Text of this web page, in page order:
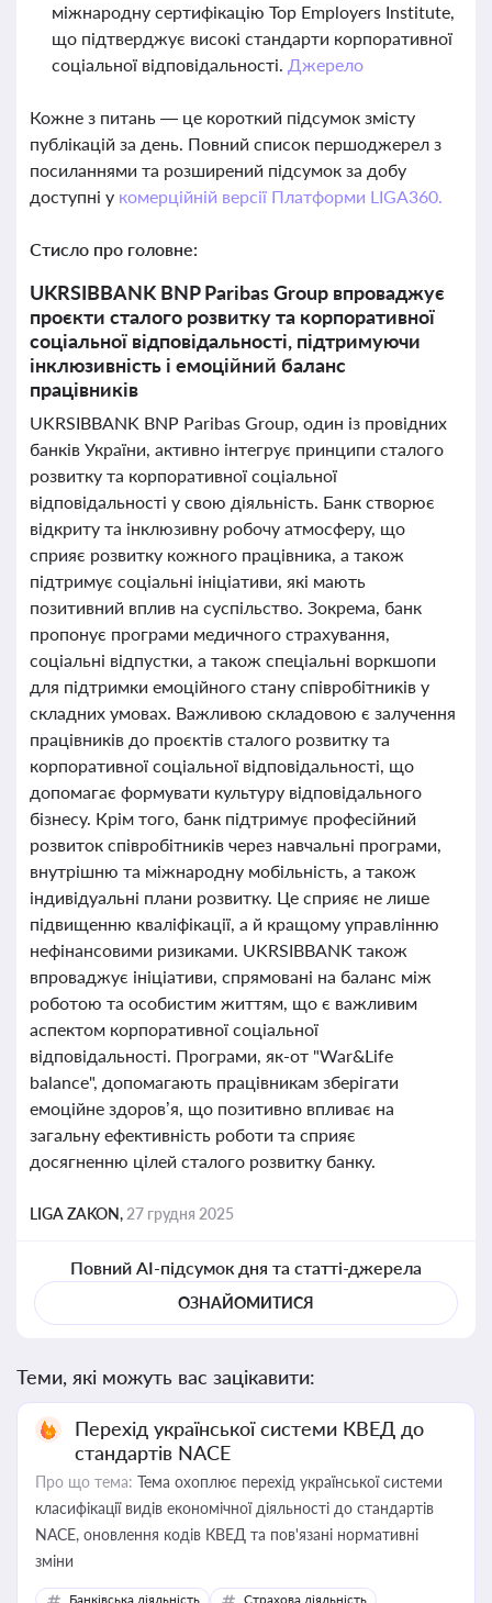
міжнародну сертифікацію Top Employers Institute,
що підтверджує високі стандарти корпоративної
соціальної відповідальності. Джерело
Кожне з питань — це короткий підсумок змісту
публікацій за день. Повний список першоджерел з
посиланнями та розширений підсумок за добу
доступні у комерційній версії Платформи LIGA360.
Стисло про головне:
UKRSIBBANK BNP Paribas Group впроваджує
проєкти сталого розвитку та корпоративної
соціальної відповідальності, підтримуючи
інклюзивність і емоційний баланс
працівників
UKRSIBBANK BNP Paribas Group, один із провідних
банків України, активно інтегрує принципи сталого
розвитку та корпоративної соціальної
відповідальності у свою діяльність. Банк створює
відкриту та інклюзивну робочу атмосферу, що
сприяє розвитку кожного працівника, а також
підтримує соціальні ініціативи, які мають
позитивний вплив на суспільство. Зокрема, банк
пропонує програми медичного страхування,
соціальні відпустки, а також спеціальні воркшопи
для підтримки емоційного стану співробітників у
складних умовах. Важливою складовою є залучення
працівників до проєктів сталого розвитку та
корпоративної соціальної відповідальності, що
допомагає формувати культуру відповідального
бізнесу. Крім того, банк підтримує професійний
розвиток співробітників через навчальні програми,
внутрішню та міжнародну мобільність, а також
індивідуальні плани розвитку. Це сприяє не лише
підвищенню кваліфікації, а й кращому управлінню
нефінансовими ризиками. UKRSIBBANK також
впроваджує ініціативи, спрямовані на баланс між
роботою та особистим життям, що є важливим
аспектом корпоративної соціальної
відповідальності. Програми, як-от "War&Life
balance", допомагають працівникам зберігати
емоційне здоров’я, що позитивно впливає на
загальну ефективність роботи та сприяє
досягненню цілей сталого розвитку банку.
LIGA ZAKON, 27 грудня 2025
Повний AI-підсумок дня та статті-джерела
ОЗНАЙОМИТИСЯ
Теми, які можуть вас зацікавити:
Перехід української системи КВЕД до
стандартів NACE
Про що тема: Тема охоплює перехід української системи
класифікації видів економічної діяльності до стандартів
NACE, оновлення кодів КВЕД та пов'язані нормативні
зміни
Банківська діяльність Страхова діяльність